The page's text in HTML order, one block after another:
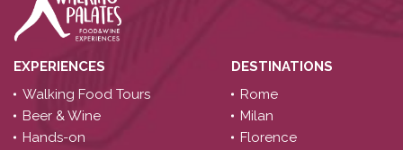
EXPERIENCES
Walking Food Tours
Beer & Wine
Hands-on
DESTINATIONS
Rome
Milan
Florence